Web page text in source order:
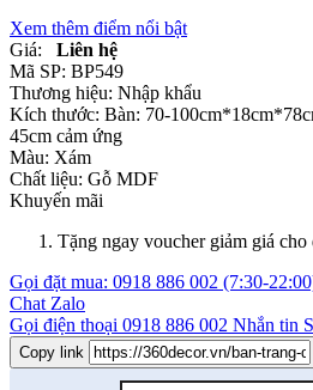
Xem thêm điểm nổi bật
Giá:
Liên hệ
Mã SP: BP549
Thương hiệu: Nhập khẩu
Kích thước: Bàn: 70-
45cm cảm ứng
Màu: Xám
Chất liệu: Gỗ MDF
Khuyến mãi
Tặng ngay voucher giảm giá cho
Gọi đặt mua: 0918 886 002 (7:30-
Chat Zalo
Gọi điện thoại 0918 886 002 Nhắn tin
Copy link